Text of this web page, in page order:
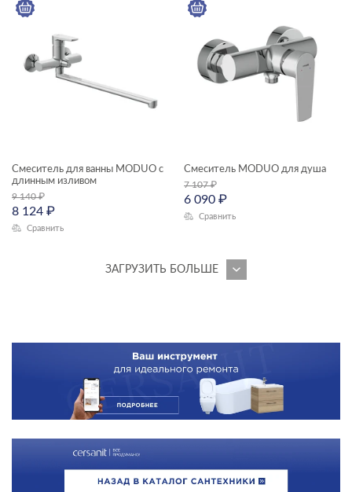
Смеситель для ванны MODUO с
длинным изливом
9 140₽
8 124 ₽
Сравнить
Смеситель MODUO для душа
7 107₽
6 090 ₽
Сравнить
ЗАГРУЗИТЬ БОЛЬШЕ